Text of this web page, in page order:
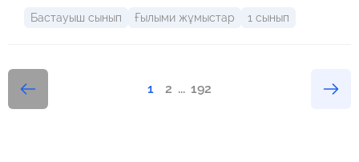
Бастауыш сынып
Ғылыми жұмыстар 1 сынып
1 2 ... 192